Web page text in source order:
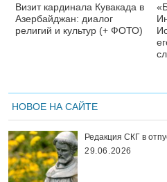
Визит кардинала Кувакада в
Азербайджан: диалог
религий и культур (+ ФОТО)
НОВОЕ НА САЙТЕ
Редакция СКГ в
29.06.2026